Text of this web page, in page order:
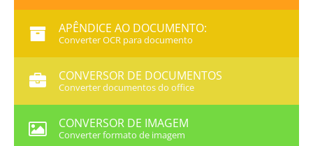
APÊNDICE AO DOCUMENTO:
Converter OCR para documento
CONVERSOR DE DOCUMENTOS
Converter documentos do office
CONVERSOR DE IMAGEM
Converter formato de imagem